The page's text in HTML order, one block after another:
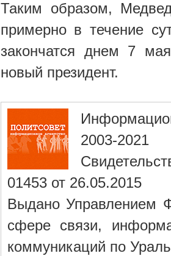
Таким образом,
примерно в течение
закончатся днем 7
новый президент.
2003-2021
01453 от 26.05.2015
Выдано Управлением
сфере связи,
коммуникаций по